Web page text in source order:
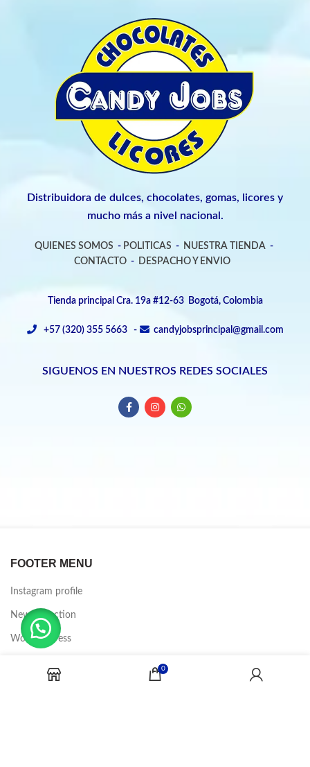
Distribuidora de dulces, chocolates, gomas, licores y
mucho más a nivel nacional.
QUIENES SOMOS - POLITICAS - NUESTRA TIENDA -
CONTACTO- DESPACHO Y ENVIO
Tienda principal Cra. 19a #12-63 Bogotá, Colombia
+57 (320) 355 5663 - candyjobsprincipal@gmail.com
SIGUENOS EN NUESTROS REDES SOCIALES
FOOTER MENU
Instagram profile
New Collection
Woman Dress
0